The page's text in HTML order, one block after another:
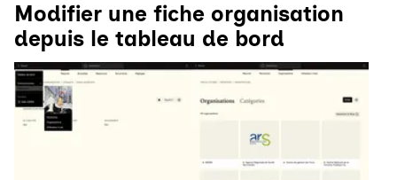
Modifier une fiche organisation
depuis le tableau de bord
Agrandir Agrandir